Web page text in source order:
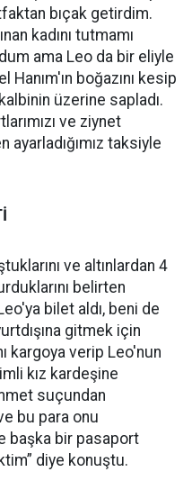
bıçak getirdim.
kadını tutmamı
ama Leo da bir eliyle
boğazını kesip
üzerine sapladı.
ve ziynet
ayarladığımız taksiyle
ve altınlardan 4
belirten
bilet aldı, beni de
gitmek için
kargoya verip Leo'nun
kız kardeşine
suçundan
bu para onu
başka bir pasaport
diye konuştu.